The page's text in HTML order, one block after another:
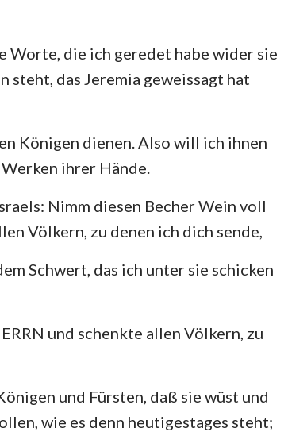
Worte, die ich geredet habe wider sie
steht, das Jeremia geweissagt hat
Königen dienen. Also will ich ihnen
ihrer Hände.
Nimm diesen Becher Wein voll
Völkern, zu denen ich dich sende,
Schwert, das ich unter sie schicken
und schenkte allen Völkern, zu
und Fürsten, daß sie wüst und
wie es denn heutigestages steht;